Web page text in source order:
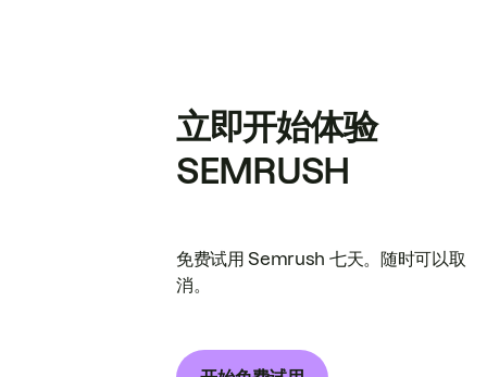
立即开始体验
SEMRUSH
免费试用 Semrush 七天。随时可以取
消。